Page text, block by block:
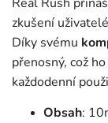
zkušení
Díky svému
přenosný, což
každodenní
Obsah: